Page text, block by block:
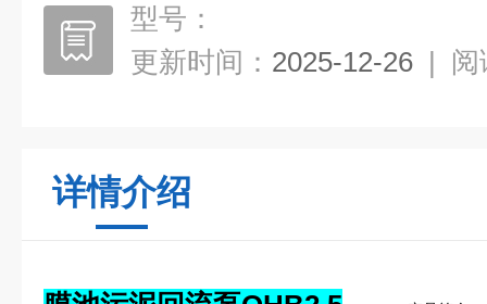
型号：
更新时间： 2025-12-26 | 阅
详情介绍